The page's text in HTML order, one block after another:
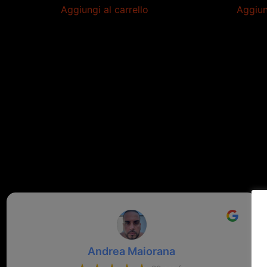
Aggiungi al carrello
Andrea Maiorana